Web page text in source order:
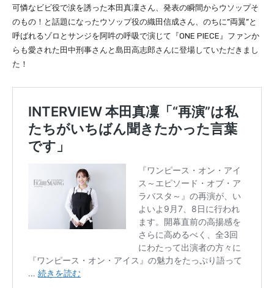
可憐なビビ役で涙を誘った本田真凜さん、発表の瞬間からウソップそ
のもの！と話題になったウソップ役の織田信成さん、のちに”両翼”と
呼ばれるゾロとサンジを阿吽の呼吸で演じて『ONE PIECE』ファンか
らも愛された田中刑事さんと島田高志郎さんに登場していただきまし
た！